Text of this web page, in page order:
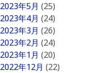
2023年5月 (25)
2023年4月 (24)
2023年3月 (26)
2023年2月 (24)
2023年1月 (20)
2022年12月 (22)